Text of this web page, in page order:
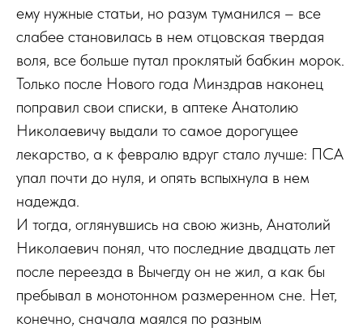
ему нужные статьи, но разум туманился – все
слабее становилась в нем отцовская твердая
воля, все больше путал проклятый бабкин морок.
Только после Нового года Минздрав наконец
поправил свои списки, в аптеке Анатолию
Николаевичу выдали то самое дорогущее
лекарство, а к февралю вдруг стало лучше: ПСА
упал почти до нуля, и опять вспыхнула в нем
надежда.
И тогда, оглянувшись на свою жизнь, Анатолий
Николаевич понял, что последние двадцать лет
после переезда в Вычегду он не жил, а как бы
пребывал в монотонном размеренном сне. Нет,
конечно, сначала маялся по разным